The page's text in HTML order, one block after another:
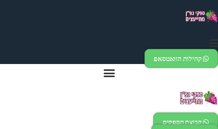
לתוכן
קהילות הוואטסאפ
קבוצת הספקים